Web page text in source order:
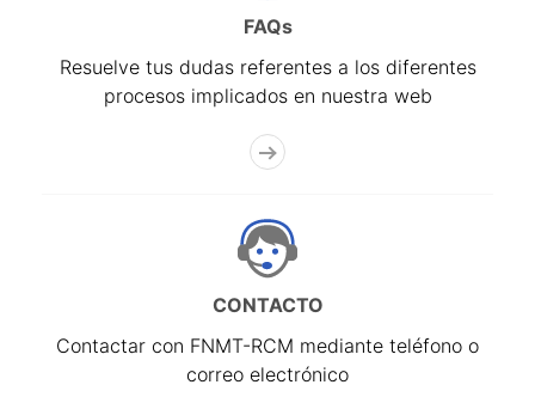
FAQs
Resuelve tus dudas referentes a los diferentes
procesos implicados en nuestra web
CONTACTO
Contactar con FNMT-RCM mediante teléfono o
correo electrónico